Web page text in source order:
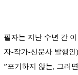
필자는 지난 수년 간
자-작가-신문사 발행
”포기하지 않는, 그러